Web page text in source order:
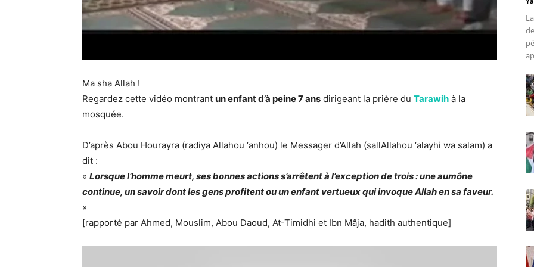
Ma sha Allah !
Regardez cette vidéo montrant un enfant d’à peine 7 ans dirigeant la prière du Tarawih à la
mosquée.
D’après Abou Hourayra (radiya Allahou ‘anhou) le Messager d’Allah (sallAllahou ‘alayhi wa salam) a
dit :
« Lorsque l’homme meurt, ses bonnes actions s’arrêtent à l’exception de trois : une aumône
continue, un savoir dont les gens profitent ou un enfant vertueux qui invoque Allah en sa faveur.
»
[rapporté par Ahmed, Mouslim, Abou Daoud, At-Timidhi et Ibn Mâja, hadith authentique]